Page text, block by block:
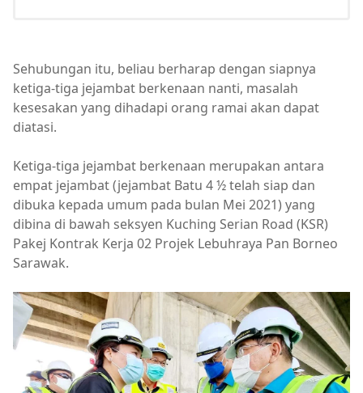
Sehubungan itu, beliau berharap dengan siapnya
ketiga-tiga jejambat berkenaan nanti, masalah
kesesakan yang dihadapi orang ramai akan dapat
diatasi.
Ketiga-tiga jejambat berkenaan merupakan antara
empat jejambat (jejambat Batu 4 ½ telah siap dan
dibuka kepada umum pada bulan Mei 2021) yang
dibina di bawah seksyen Kuching Serian Road (KSR)
Pakej Kontrak Kerja 02 Projek Lebuhraya Pan Borneo
Sarawak.